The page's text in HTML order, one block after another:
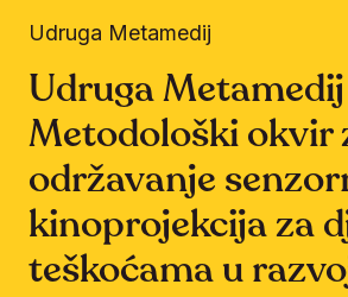
Udruga Metamedij
Udruga
Metodološki okvir
održavanje
kinoprojekcija za
teškoćama u